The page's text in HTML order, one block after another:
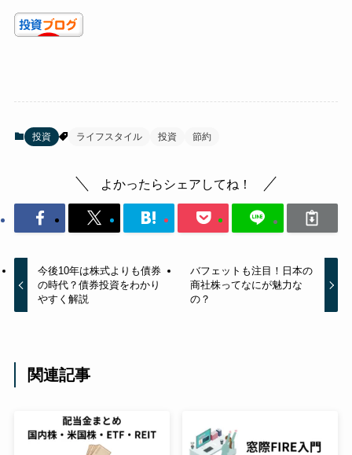
投資 ライフスタイル 投資 節約
よかったらシェアしてね！
今後10年は株式よりも債券
の時代？債券投資をわかり
やすく解説
バフェットも注目！日本の
商社株ってなにが魅力な
の？
関連記事